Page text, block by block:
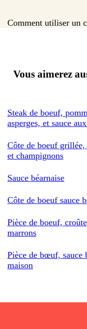
Comment utiliser un
Vous aimerez
Steak de boeuf,
asperges, et sauce
Côte de boeuf grillée,
et champignons
Sauce béarnaise
Côte de boeuf sauce
Pièce de boeuf,
marrons
Pièce de bœuf, sauce
maison